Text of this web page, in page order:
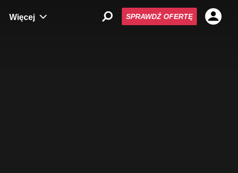
Więcej SPRAWDŹ OFERTĘ